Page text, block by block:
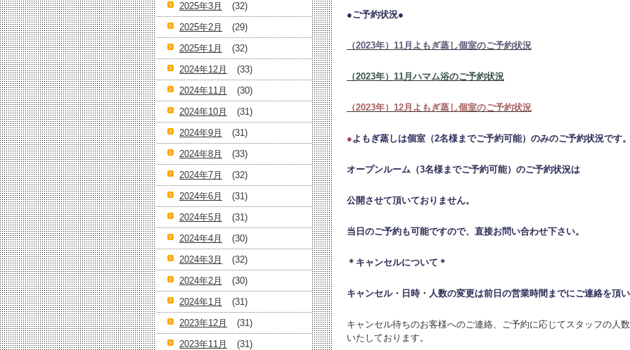
●ご予約状況●
（2023年）11月よもぎ蒸し個室のご予約状況
（2023年）11月ハマム浴のご予約状況
（2023年）12月よもぎ蒸し個室のご予約状況
●よもぎ蒸しは個室（2名様までご予約可能）のみのご予約状況です
オープンルーム（3名様までご予約可能）のご予約状況は
公開させて頂いておりません。
当日のご予約も可能ですので、直接お問い合わせ下さい。
＊キャンセルについて＊
キャンセル・日時・人数の変更は前日の営業時間までにご連絡を頂
キャンセル待ちのお客様へのご連絡、ご予約に応じてスタッフの人
いたしております。
2025年3月
(32)
2025年2月
(29)
2025年1月
(32)
2024年12月
(33)
2024年11月
(30)
2024年10月
(31)
2024年9月
(31)
2024年8月
(33)
2024年7月
(32)
2024年6月
(31)
2024年5月
(31)
2024年4月
(30)
2024年3月
(32)
2024年2月
(30)
2024年1月
(31)
2023年12月
(31)
2023年11月
(31)